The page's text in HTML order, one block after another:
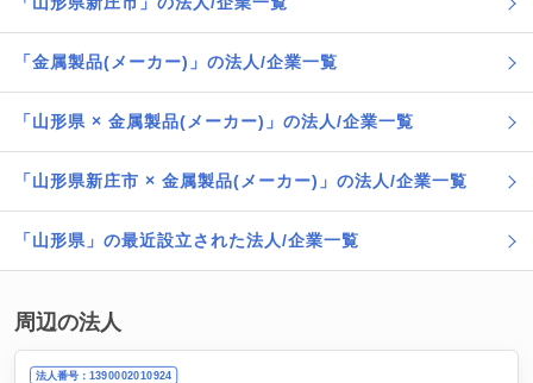
「金属製品(メーカー)」の法人/企業一覧
「山形県 × 金属製品(メーカー)」の法人/企業一覧
「山形県新庄市 × 金属製品(メーカー)」の法人/企業一覧
「山形県」の最近設立された法人/企業一覧
周辺の法人
法人番号：1390002010924